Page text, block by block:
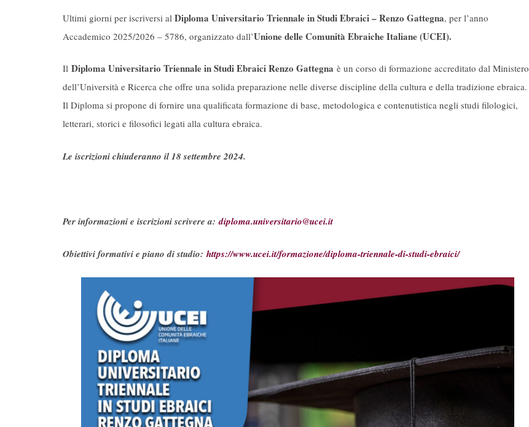
Ultimi giorni per iscriversi al Diploma Universitario Triennale in Studi Ebraici – Renzo Gattegna, per l’anno
Accademico 2025/2026 – 5786, organizzato dall’Unione delle Comunità Ebraiche Italiane (UCEI).
Il Diploma Universitario Triennale in Studi Ebraici Renzo Gattegna è un corso di formazione accreditato dal Ministero
dell’Università e Ricerca che offre una solida preparazione nelle diverse discipline della cultura e della tradizione ebraica.
Il Diploma si propone di fornire una qualificata formazione di base, metodologica e contenutistica negli studi filologici,
letterari, storici e filosofici legati alla cultura ebraica.
Le iscrizioni chiuderanno il 18 settembre 2024.
Per informazioni e iscrizioni scrivere a:diploma.universitario@ucei.it
Obiettivi formativi e piano di studio: https://www.ucei.it/formazione/diploma-triennale-di-studi-ebraici/